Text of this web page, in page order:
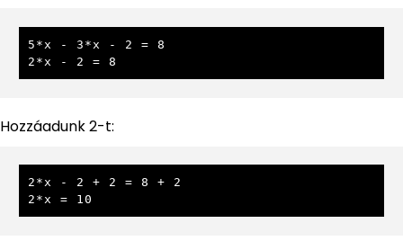
5*x - 3*x - 2 = 8
2*x - 2 = 8
Hozzáadunk 2-t:
2*x - 2 + 2 = 8 + 2
2*x = 10